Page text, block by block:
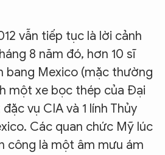
vẫn tiếp tục là lời cảnh
8 năm đó, hơn 10 sĩ
bang Mexico (mặc thường
một xe bọc thép của Đại
vụ CIA và 1 lính Thủy
Các quan chức Mỹ lúc
công là một âm mưu ám